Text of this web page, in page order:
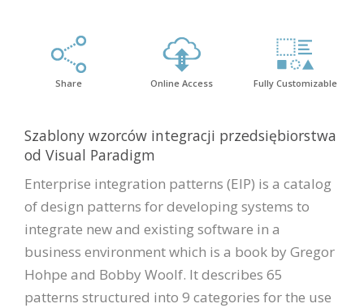
Share Online Access Fully Customizable
Szablony wzorców integracji przedsiębiorstwa
od Visual Paradigm
Enterprise integration patterns (EIP) is a catalog
of design patterns for developing systems to
integrate new and existing software in a
business environment which is a book by Gregor
Hohpe and Bobby Woolf. It describes 65
patterns structured into 9 categories for the use